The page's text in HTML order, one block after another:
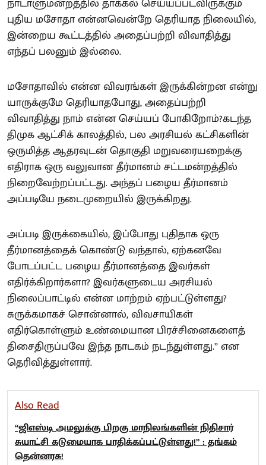
புதிய மசோதா என்னவென்றே தெரியாத நிலையில்,
இன்றைய கூட்டத்தில் அதைப்பற்றி விவாதித்து
எந்தப் பலனும் இல்லை.
மசோதாவில் என்ன விவரங்கள் இருக்கின்றன என்று
யாருக்குமே தெரியாதபோது, அதைப்பற்றி
விவாதித்து நாம் என்ன செய்யப் போகிறோம்?கடந்த
திமுக ஆட்சிக் காலத்தில், பல அரசியல் கட்சிகளின்
ஒருமித்த ஆதரவுடன் தொகுதி மறுவரையறைக்கு
எதிராக ஒரு வலுவான தீர்மானம் சட்டமன்றத்தில்
நிறைவேற்றப்பட்டது. அந்தப் பழைய தீர்மானம்
அப்படியே நடைமுறையில் இருக்கிறது.
அப்படி இருக்கையில், இப்போது புதிதாக ஒரு
தீர்மானத்தைக் கொண்டு வந்தால், ஏற்கனவே
போடப்பட்ட பழைய தீர்மானத்தை இவர்கள்
எதிர்க்கிறார்களா? இவர்களுடைய அரசியல்
நிலைப்பாட்டில் என்ன மாற்றம் ஏற்பட்டுள்ளது?
சுருக்கமாகச் சொன்னால், விவசாயிகள்
எதிர்கொள்ளும் உண்மையான பிரச்சினைகளைத்
திசைதிருப்பவே இந்த நாடகம் நடந்துள்ளது.” என
தெரிவித்துள்ளார்.
Also Read
“ஜிஎஸ்டி அமலுக்கு பிறகு மாநிலங்களின் நிதிசார்
சுயாட்சி கடுமையாக பாதிக்கப்பட்டுள்ளது!” : தங்கம்
தென்னரசு!